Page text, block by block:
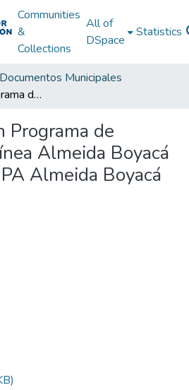
Communities
&
Collections
All of
DSpace
Statistics
Documentos Municipales
Plan de Acción Programa de Gobierno en Línea Almeida Boyacá 2008 - 2011: PA Almeida Boyacá 2008 - 2011
Programa de
Almeida Boyacá
Almeida Boyacá